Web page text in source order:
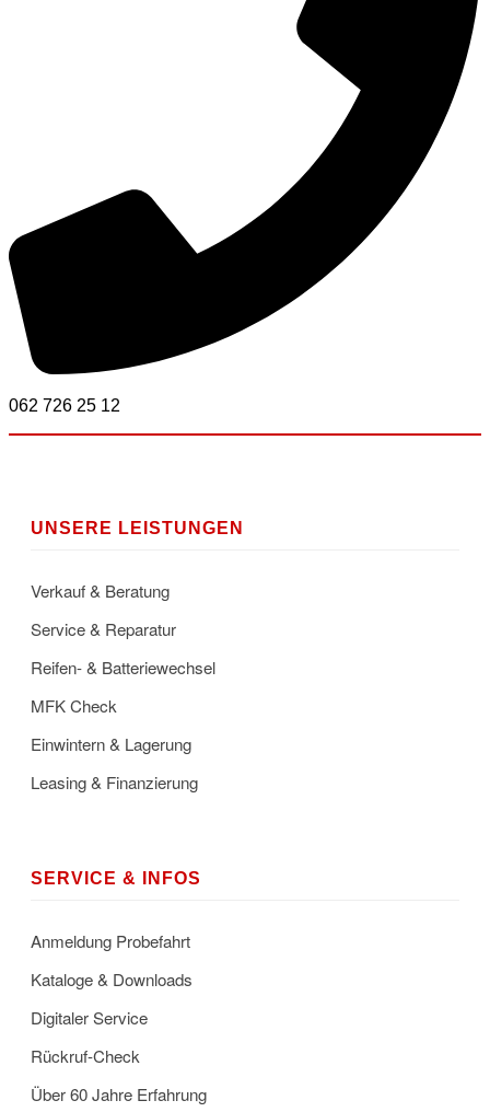
062 726 25 12
UNSERE LEISTUNGEN
Verkauf & Beratung
Service & Reparatur
Reifen- & Batteriewechsel
MFK Check
Einwintern & Lagerung
Leasing & Finanzierung
SERVICE & INFOS
Anmeldung Probefahrt
Kataloge & Downloads
Digitaler Service
Rückruf-Check
Über 60 Jahre Erfahrung